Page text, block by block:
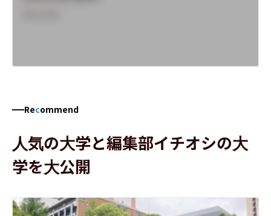
Recommend
人気の大学と編集部イチオシの大
学を大公開